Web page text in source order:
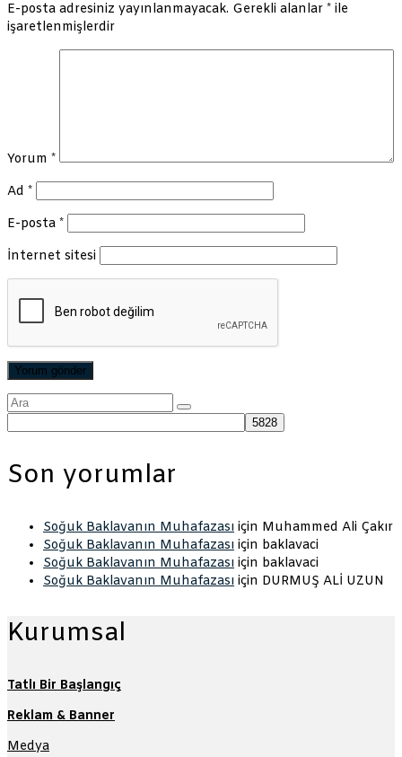
E-posta adresiniz yayınlanmayacak. Gerekli alanlar * ile
işaretlenmişlerdir
Yorum *
Ad *
E-posta *
İnternet sitesi
Şunu
ara:
Son yorumlar
Soğuk Baklavanın Muhafazası için Muhammed Ali Çakır
Soğuk Baklavanın Muhafazası için baklavaci
Soğuk Baklavanın Muhafazası için baklavaci
Soğuk Baklavanın Muhafazası için DURMUŞ ALİ UZUN
Kurumsal
Tatlı Bir Başlangıç
Reklam & Banner
Medya